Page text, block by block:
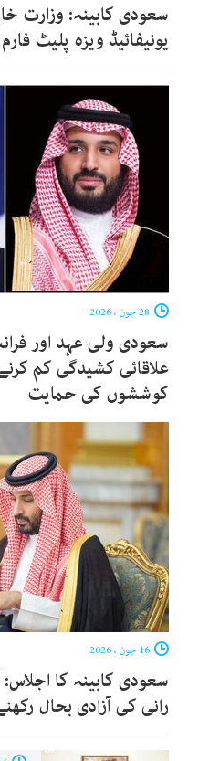
سعودی کابینہ: وزارت
یونیفائیڈ ویزہ پلیٹ
سعودی ولی عہد اور
علاقائی کشیدگی کم
کوششوں کی حمایت
سعودی کابینہ کا
رانی کی آزادی بحال